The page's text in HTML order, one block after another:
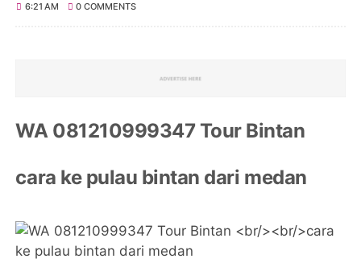
6:21 AM 0 COMMENTS
WA 081210999347 Tour Bintan
cara ke pulau bintan dari medan